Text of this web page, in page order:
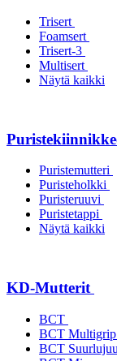
Trisert
Foamsert
Trisert-3
Multisert
Näytä kaikki
Puristemutteri
Puristeholkki
Puristeruuvi
Puristetappi
Näytä kaikki
KD-Mutterit
BCT
BCT Multigrip
BCT